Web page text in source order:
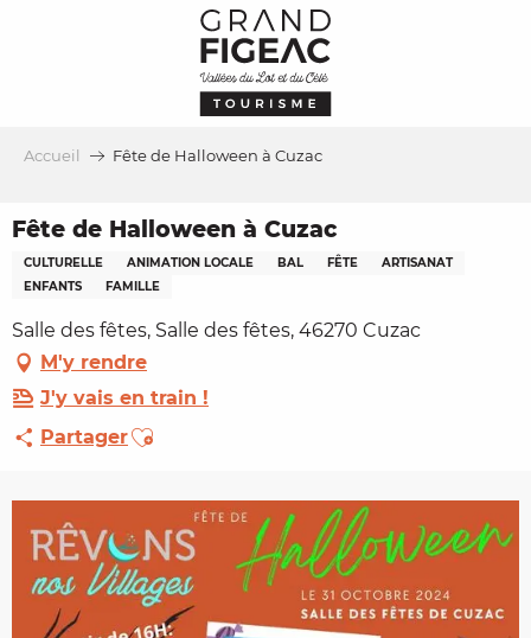
Accueil Fête de Halloween à Cuzac
Fête de Halloween à Cuzac
CULTURELLE ANIMATION LOCALE BAL FÊTE
ARTISANAT
ENFANTS
FAMILLE
Salle des fêtes, Salle des fêtes, 46270 Cuzac
M'y rendre
J'y vais en train !
PartagerAjouter aux favoris